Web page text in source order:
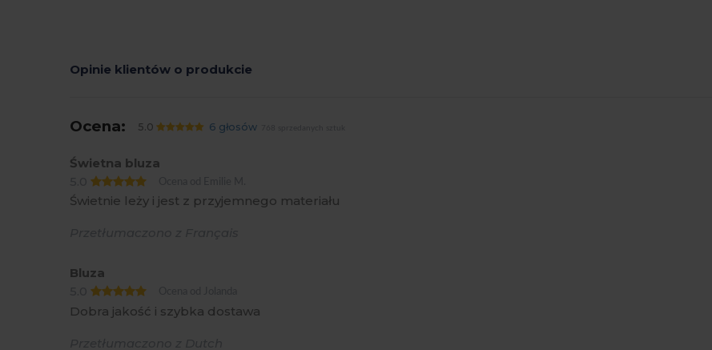
Opinie klientów o produkcie
Ocena: 5.0 6 głosów
Świetna bluza
5.0
Świetnie leży i jest z przyjemnego materiału
Bluza
5.0
Dobra jakość i szybka dostawa